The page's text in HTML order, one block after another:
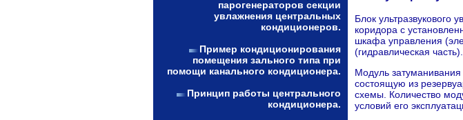
парогенераторов секции
увлажнения центральных
кондиционеров.
Пример кондиционирования
помещения зального типа при
помощи канального кондиционера.
Принцип работы центрального
кондиционера.
Блок ультразвукового
коридора с
шкафа управления
(гидравлическая часть).
Модуль затуманивания
состоящую из
схемы. Количество
условий его